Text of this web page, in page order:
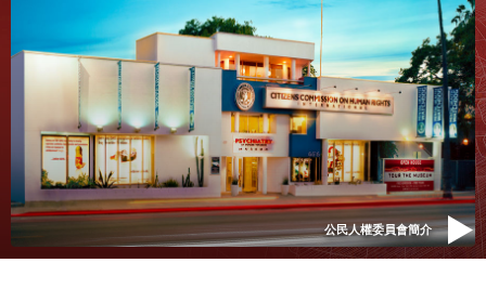
公民人權委員會簡介